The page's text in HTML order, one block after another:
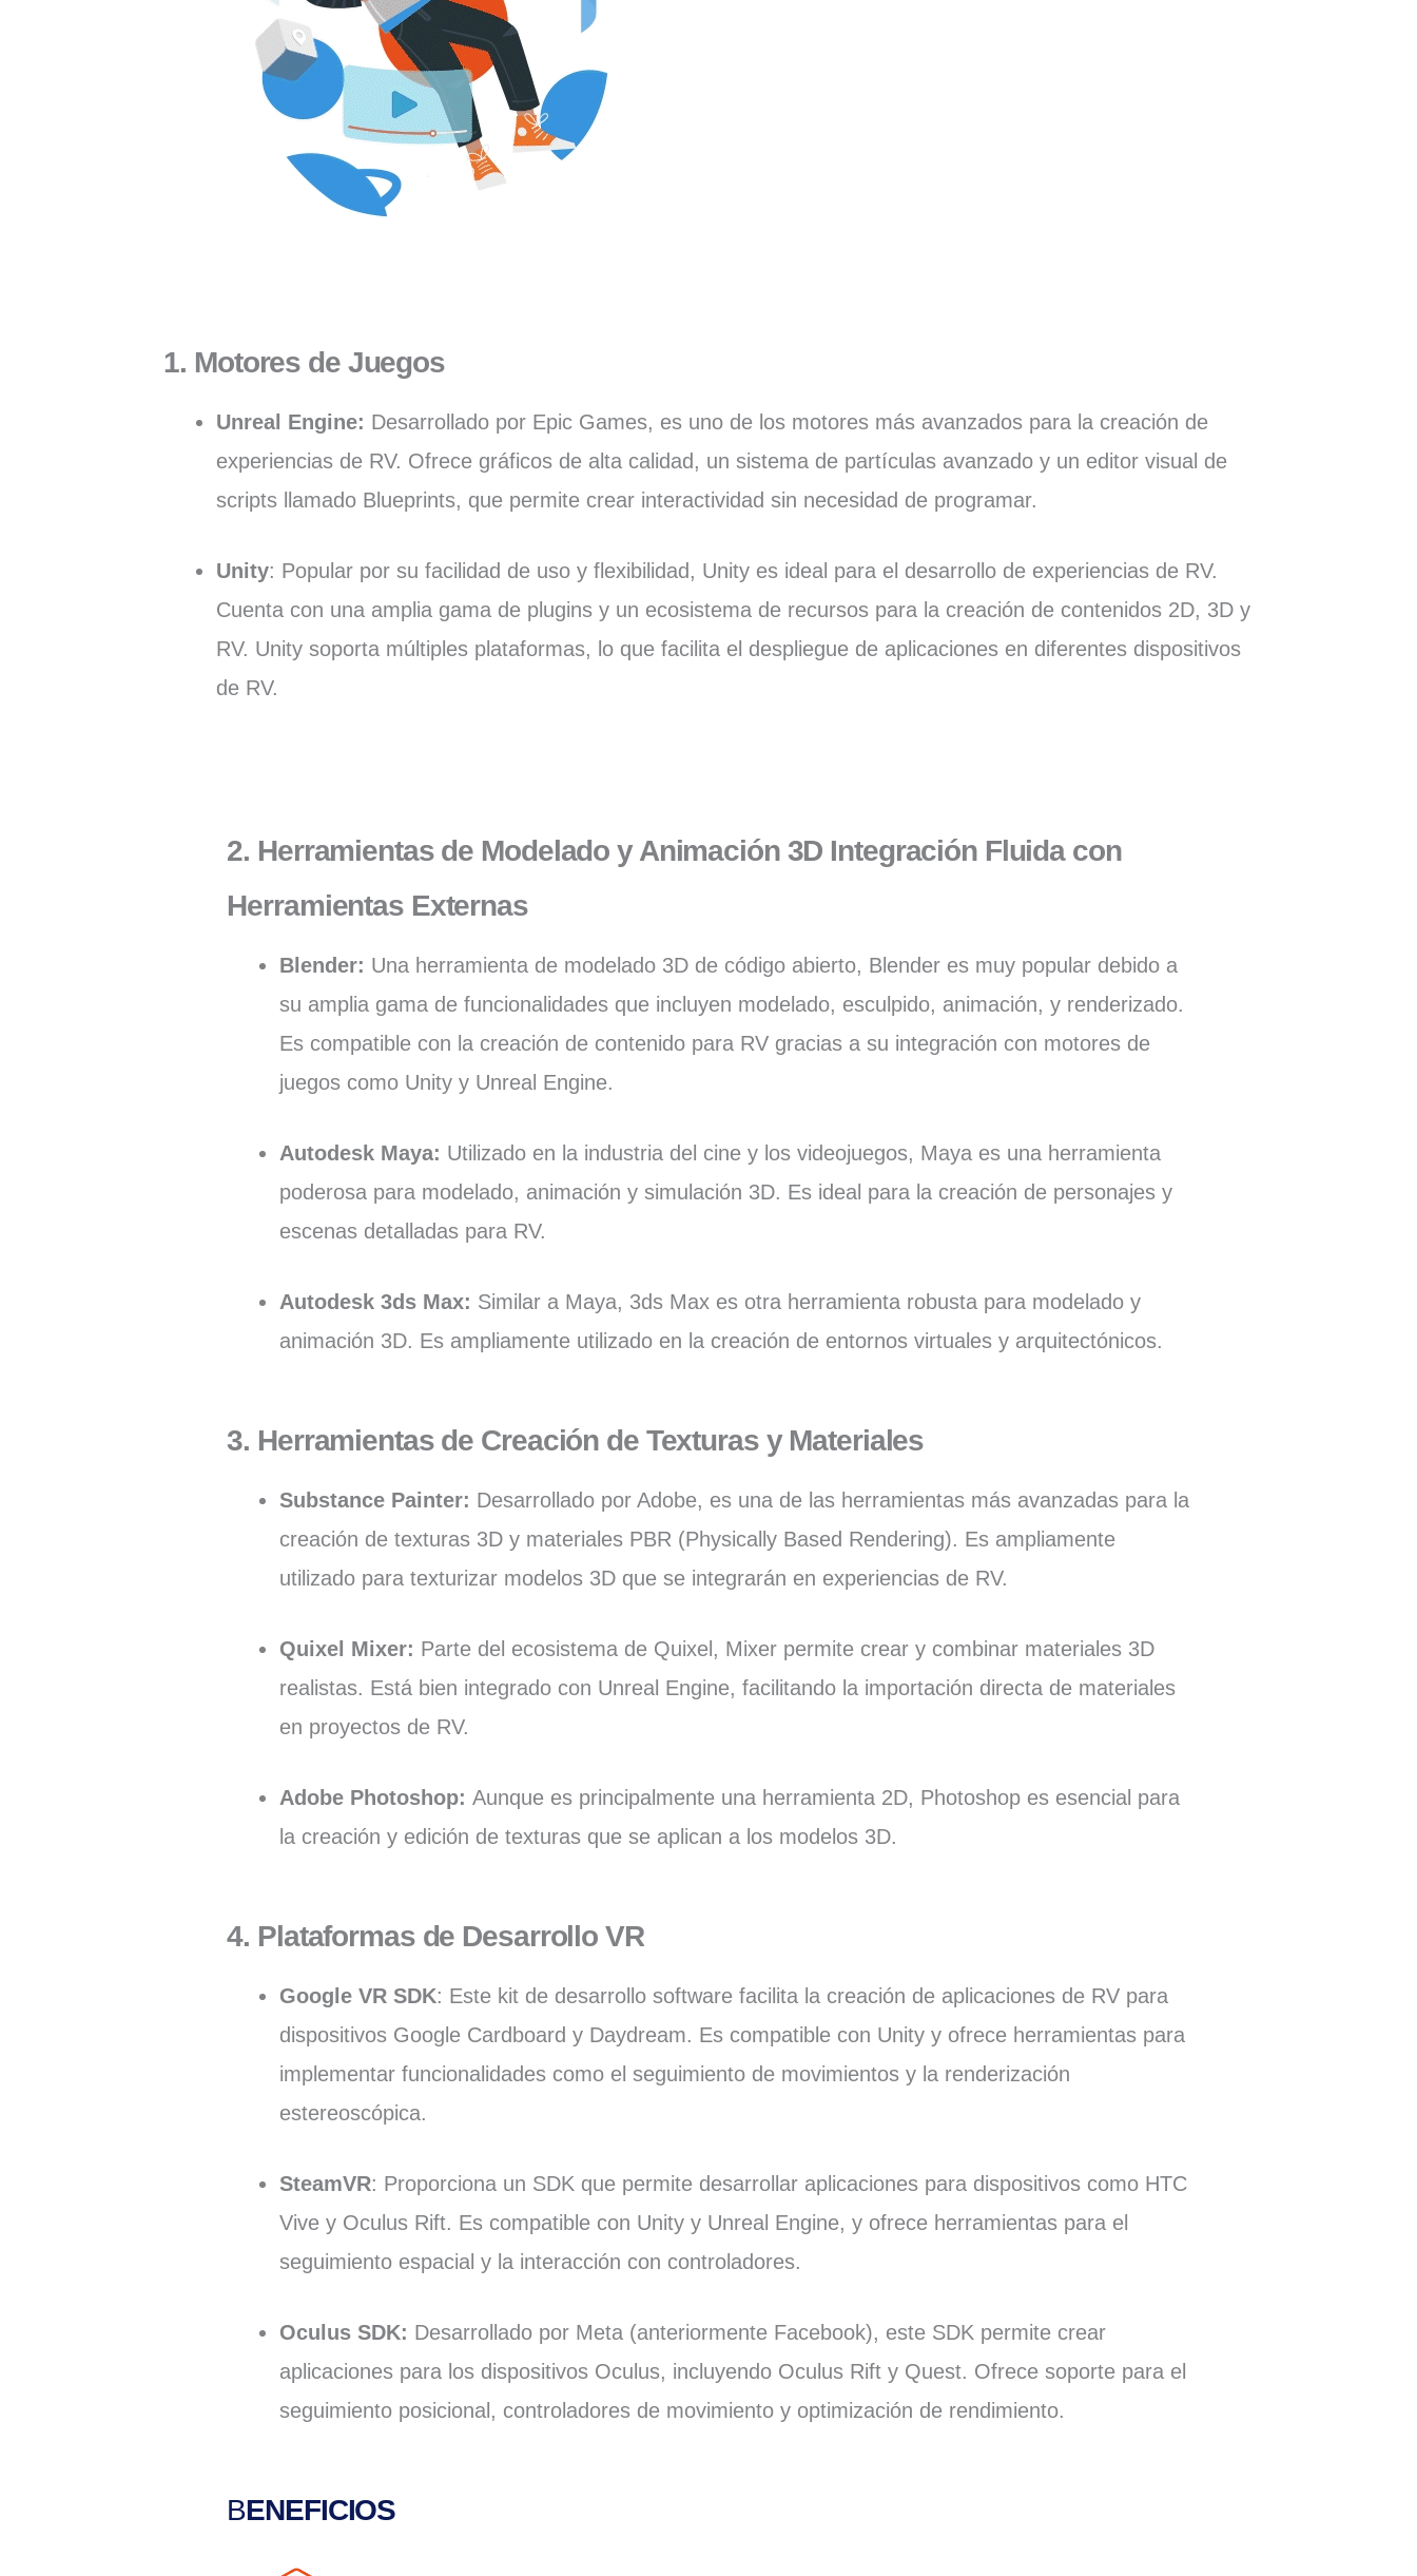
1. Motores de Juegos
Unreal Engine: Desarrollado por Epic Games, es uno de los motores más avanzados para la creación de
experiencias de RV. Ofrece gráficos de alta calidad, un sistema de partículas avanzado y un editor visual de
scripts llamado Blueprints, que permite crear interactividad sin necesidad de programar.
Unity: Popular por su facilidad de uso y flexibilidad, Unity es ideal para el desarrollo de experiencias de RV.
Cuenta con una amplia gama de plugins y un ecosistema de recursos para la creación de contenidos 2D, 3D y
RV. Unity soporta múltiples plataformas, lo que facilita el despliegue de aplicaciones en diferentes dispositivos
de RV.
2. Herramientas de Modelado y Animación 3D Integración Fluida con
Herramientas Externas
Blender: Una herramienta de modelado 3D de código abierto, Blender es muy popular debido a
su amplia gama de funcionalidades que incluyen modelado, esculpido, animación, y renderizado.
Es compatible con la creación de contenido para RV gracias a su integración con motores de
juegos como Unity y Unreal Engine.
Autodesk Maya: Utilizado en la industria del cine y los videojuegos, Maya es una herramienta
poderosa para modelado, animación y simulación 3D. Es ideal para la creación de personajes y
escenas detalladas para RV.
Autodesk 3ds Max: Similar a Maya, 3ds Max es otra herramienta robusta para modelado y
animación 3D. Es ampliamente utilizado en la creación de entornos virtuales y arquitectónicos.
3. Herramientas de Creación de Texturas y Materiales
Substance Painter: Desarrollado por Adobe, es una de las herramientas más avanzadas para la
creación de texturas 3D y materiales PBR (Physically Based Rendering). Es ampliamente
utilizado para texturizar modelos 3D que se integrarán en experiencias de RV.
Quixel Mixer: Parte del ecosistema de Quixel, Mixer permite crear y combinar materiales 3D
realistas. Está bien integrado con Unreal Engine, facilitando la importación directa de materiales
en proyectos de RV.
Adobe Photoshop:Aunque es principalmente una herramienta 2D, Photoshop es esencial para
la creación y edición de texturas que se aplican a los modelos 3D.
4. Plataformas de Desarrollo VR
Google VR SDK: Este kit de desarrollo software facilita la creación de aplicaciones de RV para
dispositivos Google Cardboard y Daydream. Es compatible con Unity y ofrece herramientas para
implementar funcionalidades como el seguimiento de movimientos y la renderización
estereoscópica.
SteamVR: Proporciona un SDK que permite desarrollar aplicaciones para dispositivos como HTC
Vive y Oculus Rift. Es compatible con Unity y Unreal Engine, y ofrece herramientas para el
seguimiento espacial y la interacción con controladores.
Oculus SDK: Desarrollado por Meta (anteriormente Facebook), este SDK permite crear
aplicaciones para los dispositivos Oculus, incluyendo Oculus Rift y Quest. Ofrece soporte para el
seguimiento posicional, controladores de movimiento y optimización de rendimiento.
BENEFICIOS